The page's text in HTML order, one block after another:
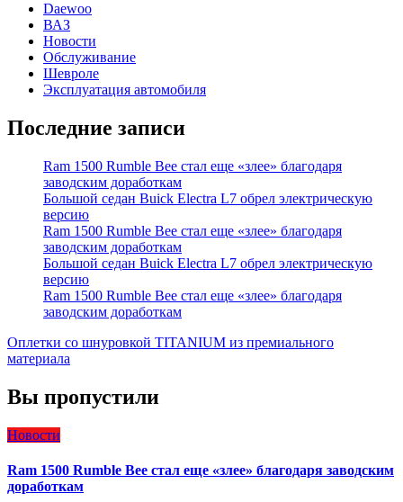
Daewoo
ВАЗ
Новости
Обслуживание
Шевроле
Эксплуатация автомобиля
Последние записи
Ram 1500 Rumble Bee стал еще «злее» благодаря
заводским доработкам
Большой седан Buick Electra L7 обрел электрическую
версию
Ram 1500 Rumble Bee стал еще «злее» благодаря
заводским доработкам
Большой седан Buick Electra L7 обрел электрическую
версию
Ram 1500 Rumble Bee стал еще «злее» благодаря
заводским доработкам
Оплетки со шнуровкой TITANIUM из премиального
материала
Вы пропустили
Новости
Ram 1500 Rumble Bee стал еще «злее» благодаря заводским
доработкам